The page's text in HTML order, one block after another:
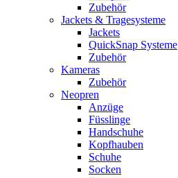
Zubehör
Jackets & Tragesysteme
Jackets
QuickSnap Systeme
Zubehör
Kameras
Zubehör
Neopren
Anzüge
Füsslinge
Handschuhe
Kopfhauben
Schuhe
Socken